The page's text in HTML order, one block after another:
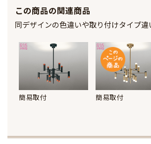
この商品の関連商品
同デザインの色違いや取り付けタイプ違
簡易取付 簡易取付